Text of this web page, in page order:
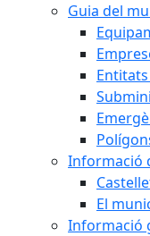
Guia del
Informació
El
Informació